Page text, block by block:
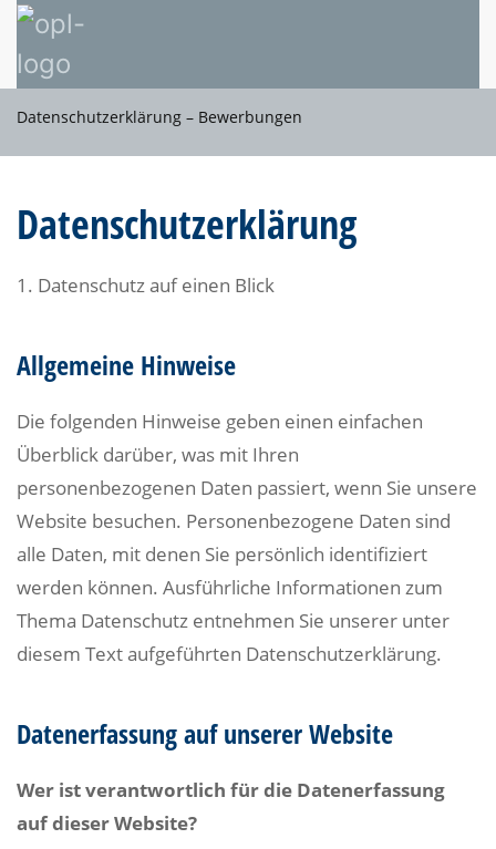
Datenschutzerklärung – Bewerbungen
Datenschutzerklärung
1. Datenschutz auf einen Blick
Allgemeine Hinweise
Die folgenden Hinweise geben einen einfachen
Überblick darüber, was mit Ihren
personenbezogenen Daten passiert, wenn Sie unsere
Website besuchen. Personenbezogene Daten sind
alle Daten, mit denen Sie persönlich identifiziert
werden können. Ausführliche Informationen zum
Thema Datenschutz entnehmen Sie unserer unter
diesem Text aufgeführten Datenschutzerklärung.
Datenerfassung auf unserer Website
Wer ist verantwortlich für die Datenerfassung
auf dieser Website?